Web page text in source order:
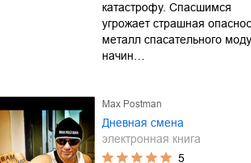
катастрофу. Спасшимся
угрожает страшная
металл спасательного
начин…
Max Postman
Дневная смена
электронная книга
5